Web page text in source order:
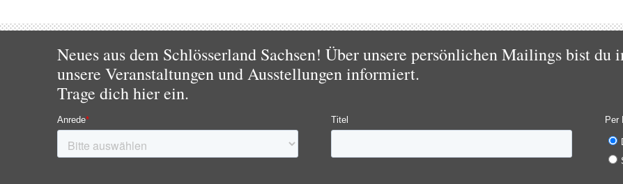
Neues aus dem Schlösserland Sachsen! Über unsere persönlichen Mailings bist
unsere Veranstaltungen und Ausstellungen informiert.
Trage dich hier ein.